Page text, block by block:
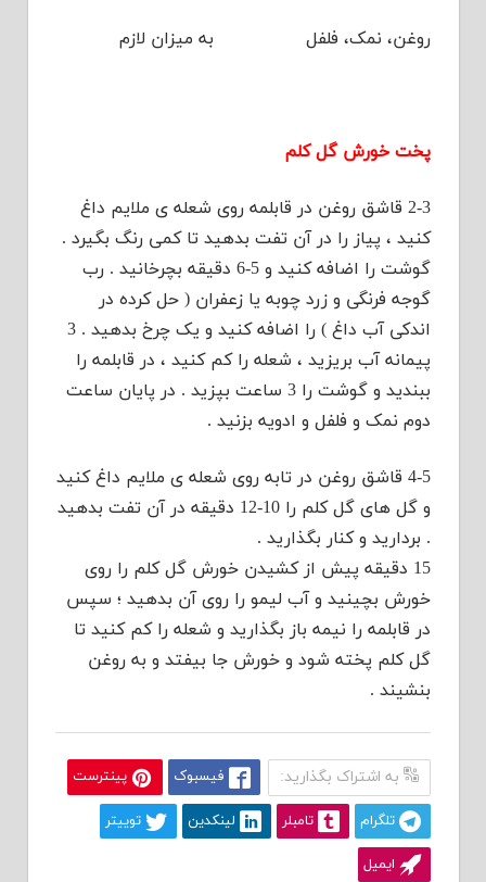
روغن، نمک، فلفل به میزان لازم
پخت خورش گل کلم
2-3 قاشق روغن در قابلمه روی شعله ی ملایم داغ
کنید ، پیاز را در آن تفت بدهید تا کمی رنگ بگیرد .
گوشت را اضافه کنید و 5-6 دقیقه بچرخانید . رب
گوجه فرنگی و زرد چوبه یا زعفران ( حل کرده در
اندکی آب داغ ) را اضافه کنید و یک چرخ بدهید . 3
پیمانه آب بریزید ، شعله را کم کنید ، در قابلمه را
ببندید و گوشت را 3 ساعت بپزید . در پایان ساعت
دوم نمک و فلفل و ادویه بزنید .
4-5 قاشق روغن در تابه روی شعله ی ملایم داغ کنید
و گل های گل کلم را 10-12 دقیقه در آن تفت بدهید
. بردارید و کنار بگذارید .
15 دقیقه پیش از کشیدن خورش گل کلم را روی
خورش بچینید و آب لیمو را روی آن بدهید ؛ سپس
در قابلمه را نیمه باز بگذارید و شعله را کم کنید تا
گل کلم پخته شود و خورش جا بیفتد و به روغن
بنشیند .
به اشتراک بگذارید: فیسبوک پینترست
تلگرام تامبلر لینکدین توییتر
ایمیل